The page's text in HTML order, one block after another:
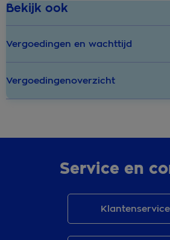
Bekijk ook
Vergoedingen en wachttijd
Vergoedingenoverzicht
Service en
Klantenservice